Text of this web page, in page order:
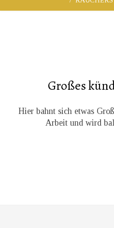
Großes
Hier bahnt sich etwas
Arbeit und wird